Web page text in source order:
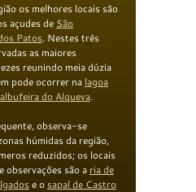
os melhores locais são
açudes de São
Patos. Nestes três
as maiores
reunindo meia dúzia
pode ocorrer na lagoa
albufeira do Alqueva.
observa-se
húmidas da região,
reduzidos; os locais
observações são a ria de
e o sapal de Castro